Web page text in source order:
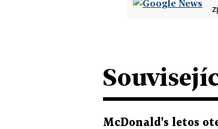
McDonald's letos